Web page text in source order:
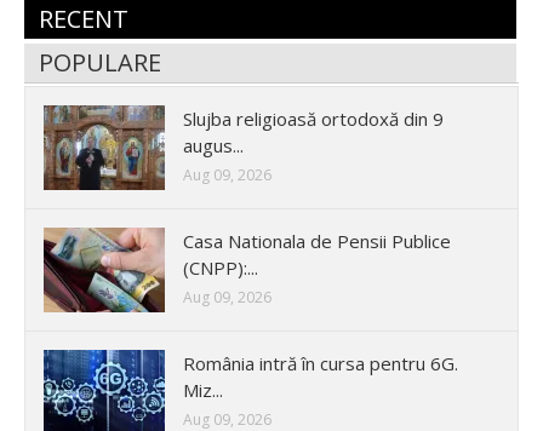
RECENT
POPULARE
Slujba religioasă ortodoxă din 9
augus...
Aug 09, 2026
Casa Nationala de Pensii Publice
(CNPP):...
Aug 09, 2026
România intră în cursa pentru 6G.
Miz...
Aug 09, 2026